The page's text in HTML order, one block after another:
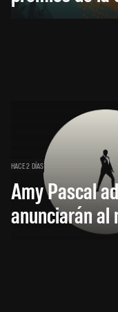
HACE 2 DÍAS
Amy Pascal
anunciarán al